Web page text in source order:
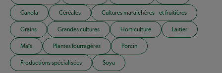
Canola Céréales Cultures maraîchères et fruitières
Grains Grandes cultures Horticulture Laitier
Maïs Plantes fourragères Porcin
Productions spécialisées Soya